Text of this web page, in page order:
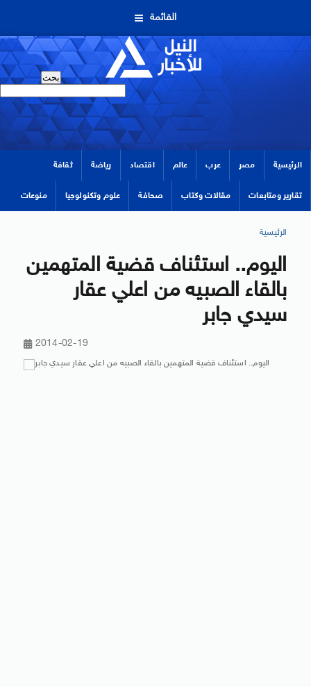
القائمة
الرئيسية مصر عرب عالم اقتصاد رياضة ثقافة
تقارير ومتابعات مقالات وكتاب صحافة علوم وتكنولوجيا منوعات
الرئيسية
اليوم.. استئناف قضية المتهمين
بالقاء الصبيه من اعلي عقار
سيدي جابر
2014-02-19